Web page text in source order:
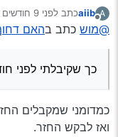
אני מכרתי רכב
עד לפני לא
הלכתי לבטל
היום יש אפשרות
הוא צריך
שהוא לא יעלה
יכול להיות
A
aiibכתב לפני 9 חודשים
נערך לאחרונה על ידי
@מוש כתב בהאם
כך שקיבלתי לפני
כמדומני שמקבלים
ואז לבקש החזר.